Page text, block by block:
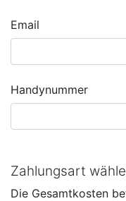
Email
Handynummer
Zahlungsart
Die Gesamtkosten